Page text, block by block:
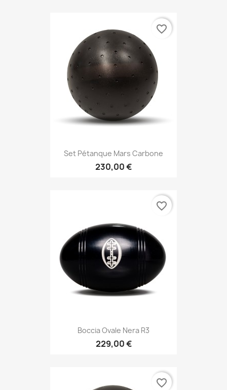
Set Pétanque Mars Carbone
230,00 €
favorite_border
Boccia Ovale Nera R3
229,00 €
favorite_border
favorite_border